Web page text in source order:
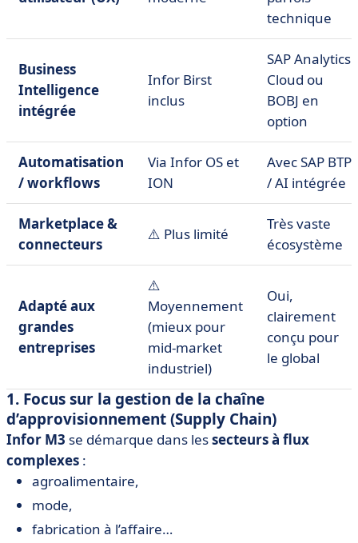
technique
Business
Intelligence
intégrée
Infor Birst
inclus
SAP Analytics
Cloud ou
BOBJ en
option
Automatisation
/ workflows
Via Infor OS et
ION
Avec SAP BTP
/ AI intégrée
Marketplace &
connecteurs
⚠️ Plus limité
Très vaste
écosystème
Adapté aux
grandes
entreprises
⚠️
Moyennement
(mieux pour
mid-market
industriel)
Oui,
clairement
conçu pour
le global
1. Focus sur la gestion de la chaîne
d’approvisionnement (Supply Chain)
Infor M3 se démarque dans lessecteurs à flux
complexes :
agroalimentaire,
mode,
fabrication à l’affaire…